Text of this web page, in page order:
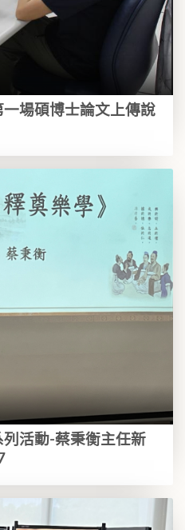
場碩博士論文上傳說
活動-蔡秉衡主任新